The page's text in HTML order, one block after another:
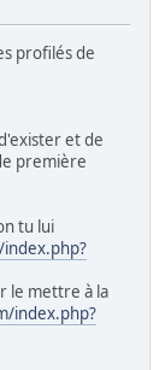
profilés de
et de
première
tu lui
le mettre à la
index.php?